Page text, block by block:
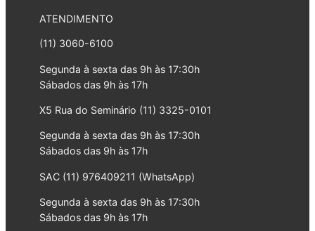
ATENDIMENTO
(11) 3060-6100
Segunda à sexta das 9h às 17:30h
Sábados das 9h às 17h
X5 Rua do Seminário (11) 3325-0101
Segunda à sexta das 9h às 17:30h
Sábados das 9h às 17h
SAC (11) 976409211 (WhatsApp)
Segunda à sexta das 9h às 17:30h
Sábados das 9h às 17h